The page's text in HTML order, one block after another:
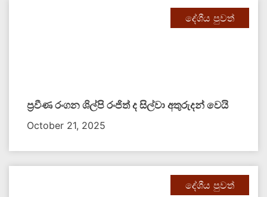
දේශීය පුවත්
ප්‍රවීණ රංගන ශිල්පි රංජිත් ද සිල්වා අතුරුදන් වෙයි
October 21, 2025
දේශීය පුවත්